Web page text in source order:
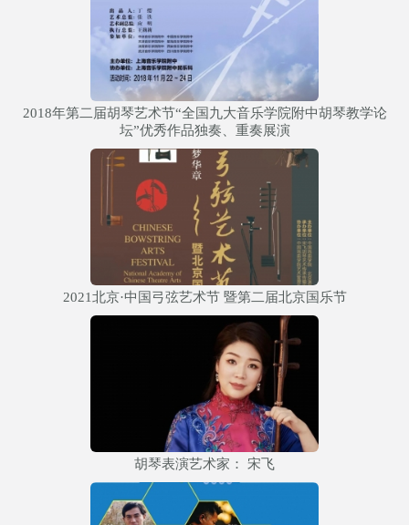
2018年第二届胡琴艺术节“全国九大音乐学院附中胡琴教学论
坛”优秀作品独奏、重奏展演
2021北京·中国弓弦艺术节 暨第二届北京国乐节
胡琴表演艺术家： 宋飞